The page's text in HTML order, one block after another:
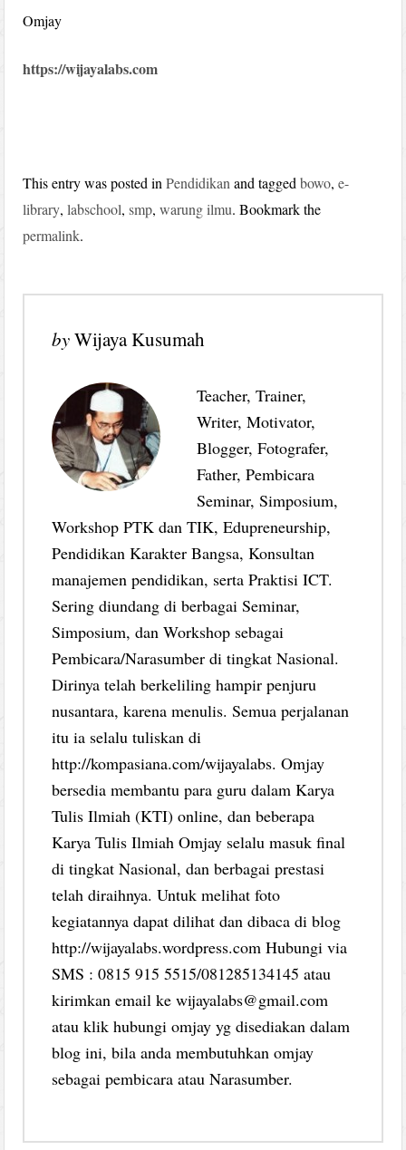
Omjay
https://wijayalabs.com
This entry was posted inPendidikan and taggedbowo,e-
library,labschool,smp,warung ilmu. Bookmark the
permalink.
byWijaya Kusumah
Teacher, Trainer,
Writer, Motivator,
Blogger, Fotografer,
Father, Pembicara
Seminar, Simposium,
Workshop PTK dan TIK, Edupreneurship,
Pendidikan Karakter Bangsa, Konsultan
manajemen pendidikan, serta Praktisi ICT.
Sering diundang di berbagai Seminar,
Simposium, dan Workshop sebagai
Pembicara/Narasumber di tingkat Nasional.
Dirinya telah berkeliling hampir penjuru
nusantara, karena menulis. Semua perjalanan
itu ia selalu tuliskan di
http://kompasiana.com/wijayalabs. Omjay
bersedia membantu para guru dalam Karya
Tulis Ilmiah (KTI) online, dan beberapa
Karya Tulis Ilmiah Omjay selalu masuk final
di tingkat Nasional, dan berbagai prestasi
telah diraihnya. Untuk melihat foto
kegiatannya dapat dilihat dan dibaca di blog
http://wijayalabs.wordpress.com Hubungi via
SMS : 0815 915 5515/081285134145 atau
kirimkan email ke wijayalabs@gmail.com
atau klik hubungi omjay yg disediakan dalam
blog ini, bila anda membutuhkan omjay
sebagai pembicara atau Narasumber.